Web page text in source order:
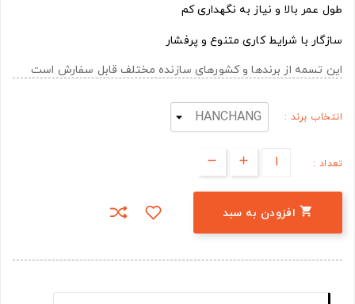
طول عمر بالا و نیاز به نگهداری کم
سازگار با شرایط کاری متنوع و پرفشار
این تسمه از برندها و کشورهای سازنده مختلف قابل سفارش است
انتخاب برند :
تعداد :
 افزودن به سبد